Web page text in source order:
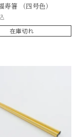
寿箸 （四号色）
在庫切れ